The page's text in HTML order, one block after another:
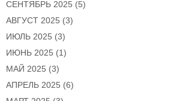
СЕНТЯБРЬ 2025 (5)
АВГУСТ 2025 (3)
ИЮЛЬ 2025 (3)
ИЮНЬ 2025 (1)
МАЙ 2025 (3)
АПРЕЛЬ 2025 (6)